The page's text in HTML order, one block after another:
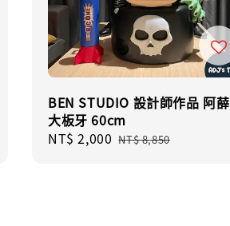
BEN STUDIO 設計師作品 阿薛
大板牙 60cm
Sale
NT$ 2,000 Regular
NT$ 8,850